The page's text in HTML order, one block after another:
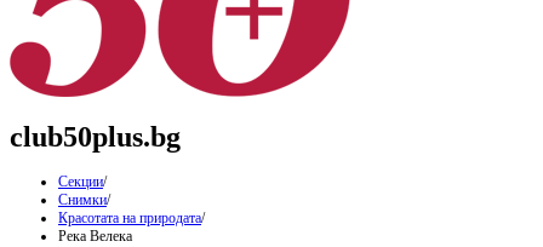
club50plus.bg
Секции/
Снимки/
Красотата на природата/
Река Велека